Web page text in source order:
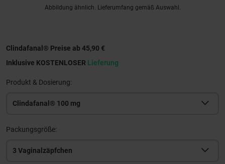
Abbildung ähnlich. Lieferumfang gemäß Auswahl.
Clindafanal® Preise ab 45,90 €
Inklusive KOSTENLOSER Lieferung
Produkt & Dosierung:
Clindafanal® 100 mg
Packungsgröße:
3 Vaginalzäpfchen